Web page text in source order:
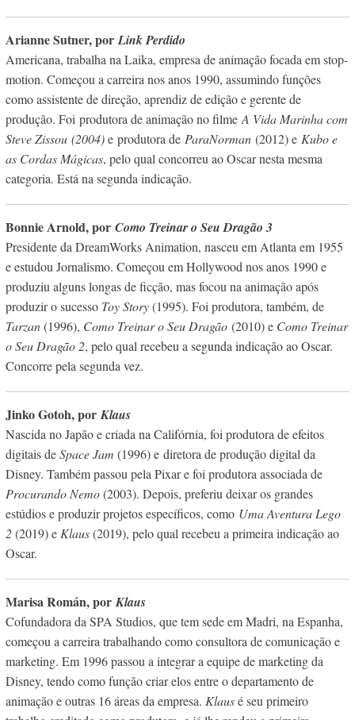
Arianne Sutner, porLink Perdido
Americana, trabalha na Laika, empresa de animação focada em stop-
motion. Começou a carreira nos anos 1990, assumindo funções
como assistente de direção, aprendiz de edição e gerente de
produção. Foi produtora de animação no filme A Vida Marinha com
Steve Zissou (2004)e produtora de ParaNorman(2012) eKubo e
as Cordas Mágicas, pelo qual concorreu ao Oscar nesta mesma
categoria. Está na segunda indicação.
Bonnie Arnold, por Como Treinar o Seu Dragão 3
Presidente da DreamWorks Animation, nasceu em Atlanta em 1955
e estudou Jornalismo. Começou em Hollywood nos anos 1990 e
produziu alguns longas de ficção, mas focou na animação após
produzir o sucesso Toy Story(1995). Foi produtora, também, de
Tarzan(1996), Como Treinar o Seu Dragão(2010) e Como Treinar
o Seu Dragão 2, pelo qual recebeu a segunda indicação ao Oscar.
Concorre pela segunda vez.
Jinko Gotoh, porKlaus
Nascida no Japão e criada na Califórnia, foi produtora de efeitos
digitais deSpace Jam (1996) e diretora de produção digital da
Disney. Também passou pela Pixar e foi produtora associada de
Procurando Nemo(2003). Depois, preferiu deixar os grandes
estúdios e produzir projetos específicos, como Uma Aventura Lego
2(2019) eKlaus(2019), pelo qual recebeu a primeira indicação ao
Oscar.
Marisa Román, porKlaus
Cofundadora da SPA Studios, que tem sede em Madri, na Espanha,
começou a carreira trabalhando como consultora de comunicação e
marketing. Em 1996 passou a integrar a equipe de marketing da
Disney, tendo como função criar elos entre o departamento de
animação e outras 16 áreas da empresa. Klausé seu primeiro